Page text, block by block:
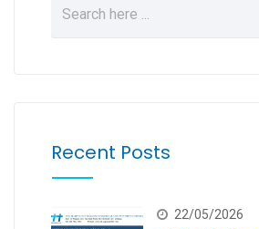
Recent Posts
22/05/2026